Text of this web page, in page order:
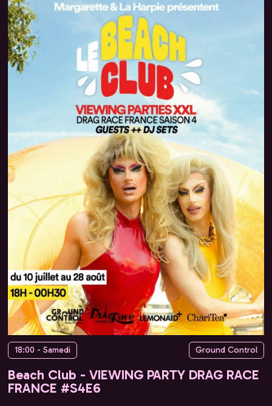
18:00 - Samedi Ground Control
Beach Club - VIEWING PARTY DRAG RACE
FRANCE #S4E6